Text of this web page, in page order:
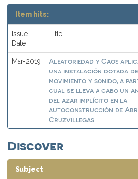
Item hits:
Issue
Date
Title
Mar-2019
Aleatoriedad y Caos
una instalación dotada de
movimiento y sonido, a
cual se lleva a cabo un
del azar implícito en la
autoconstrucción de
Cruzvillegas
Discover
Subject